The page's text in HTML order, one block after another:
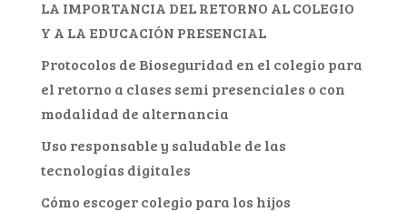
LA IMPORTANCIA DEL RETORNO AL COLEGIO
Y A LA EDUCACIÓN PRESENCIAL
Protocolos de Bioseguridad en el colegio para
el retorno a clases semi presenciales o con
modalidad de alternancia
Uso responsable y saludable de las
tecnologías digitales
Cómo escoger colegio para los hijos